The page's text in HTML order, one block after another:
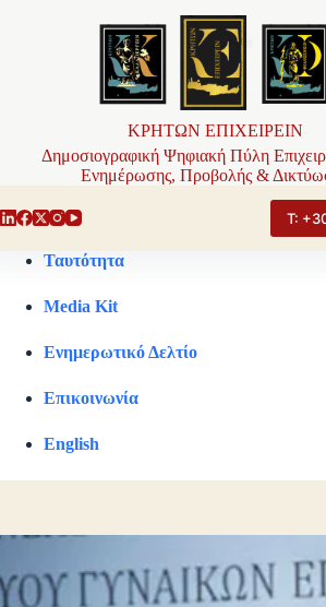
ΚΡΗΤΩΝ ΕΠΙΧΕΙΡΕΙΝ
Δημοσιογραφική Ψηφιακή Πύλη
Ενημέρωσης, Προβολής &
Τ:
Ταυτότητα
Media Kit
Ενημερωτικό Δελτίο
Επικοινωνία
English